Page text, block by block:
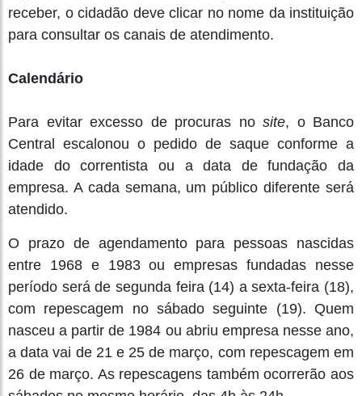
receber, o cidadão deve clicar no nome da instituição
para consultar os canais de atendimento.
Calendário
Para evitar excesso de procuras no site, o Banco
Central escalonou o pedido de saque conforme a
idade do correntista ou a data de fundação da
empresa. A cada semana, um público diferente será
atendido.
O prazo de agendamento para pessoas nascidas
entre 1968 e 1983 ou empresas fundadas nesse
período será de segunda feira (14) a sexta-feira (18),
com repescagem no sábado seguinte (19). Quem
nasceu a partir de 1984 ou abriu empresa nesse ano,
a data vai de 21 e 25 de março, com repescagem em
26 de março. As repescagens também ocorrerão aos